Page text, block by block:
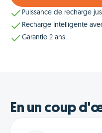
Puissance de recharge
Recharge Intelligente
Garantie 2 ans
En un coup